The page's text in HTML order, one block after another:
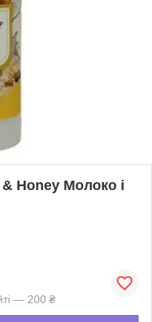
Honey Молоко і
— 200 ₴